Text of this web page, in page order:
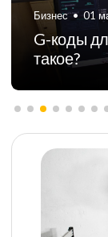
Бизнес • 06
ТОП-5